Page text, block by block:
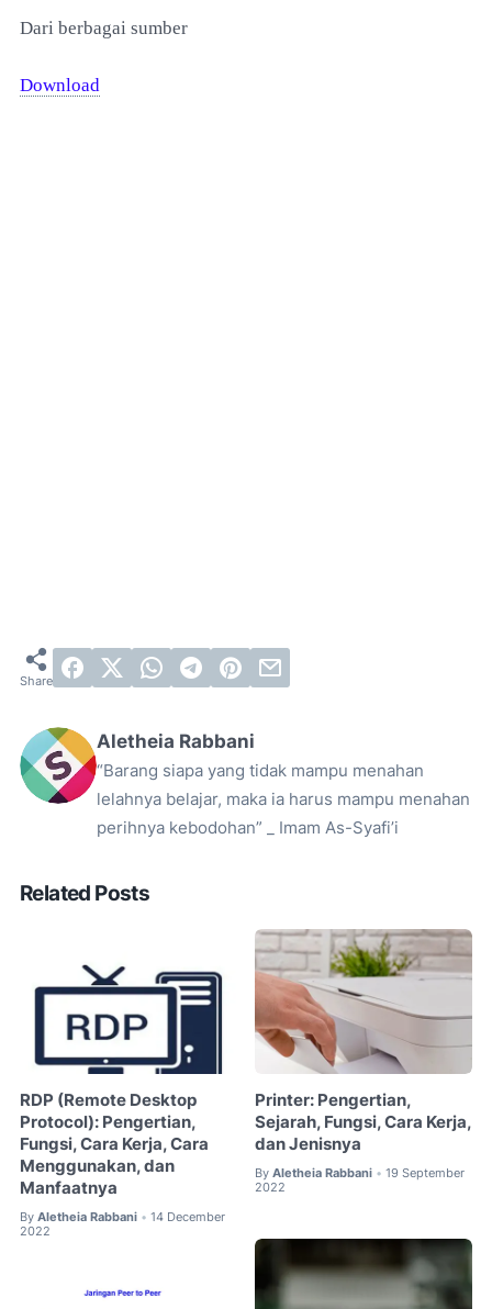
Dari berbagai sumber
Download
Aletheia Rabbani
“Barang siapa yang tidak mampu menahan
lelahnya belajar, maka ia harus mampu menahan
perihnya kebodohan” _ Imam As-Syafi’i
Related Posts
RDP (Remote Desktop
Protocol): Pengertian,
Fungsi, Cara Kerja, Cara
Menggunakan, dan
Manfaatnya
By Aletheia Rabbani • 14 December
2022
Printer: Pengertian,
Sejarah, Fungsi, Cara Kerja,
dan Jenisnya
By Aletheia Rabbani • 19 September
2022